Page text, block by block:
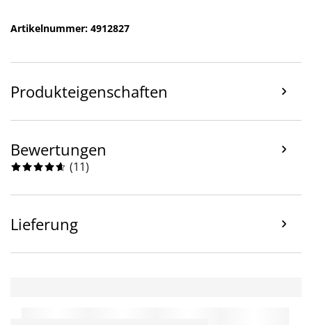
Artikelnummer: 4912827
Produkteigenschaften
Bewertungen
(11)
Lieferung